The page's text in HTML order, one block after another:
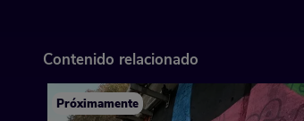
Santa Coloma de Gramenet (Barcelona), 2025
Contenido relacionado
Próximamente